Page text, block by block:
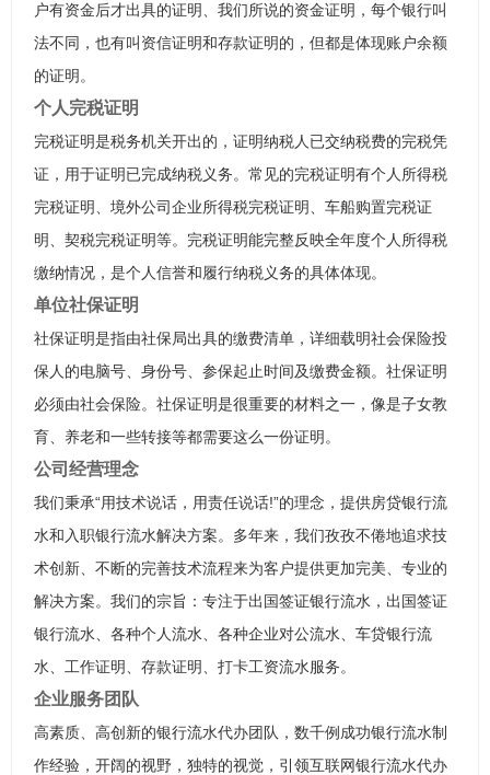
户有资金后才出具的证明、我们所说的资金证明，每个银行叫
法不同，也有叫资信证明和存款证明的，但都是体现账户余额
的证明。
个人完税证明
完税证明是税务机关开出的，证明纳税人已交纳税费的完税凭
证，用于证明已完成纳税义务。常见的完税证明有个人所得税
完税证明、境外公司企业所得税完税证明、车船购置完税证
明、契税完税证明等。完税证明能完整反映全年度个人所得税
缴纳情况，是个人信誉和履行纳税义务的具体体现。
单位社保证明
社保证明是指由社保局出具的缴费清单，详细载明社会保险投
保人的电脑号、身份号、参保起止时间及缴费金额。社保证明
必须由社会保险。社保证明是很重要的材料之一，像是子女教
育、养老和一些转接等都需要这么一份证明。
公司经营理念
我们秉承“用技术说话，用责任说话!”的理念，提供房贷银行流
水和入职银行流水解决方案。多年来，我们孜孜不倦地追求技
术创新、不断的完善技术流程来为客户提供更加完美、专业的
解决方案。我们的宗旨：专注于出国签证银行流水，出国签证
银行流水、各种个人流水、各种企业对公流水、车贷银行流
水、工作证明、存款证明、打卡工资流水服务。
企业服务团队
高素质、高创新的银行流水代办团队，数千例成功银行流水制
作经验，开阔的视野，独特的视觉，引领互联网银行流水代办